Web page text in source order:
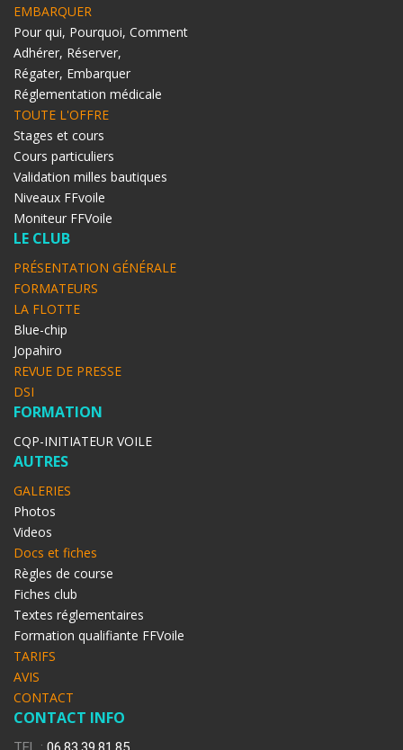
EMBARQUER
Pour qui, Pourquoi, Comment
Adhérer, Réserver,
Régater, Embarquer
Réglementation médicale
TOUTE L'OFFRE
Stages et cours
Cours particuliers
Validation milles bautiques
Niveaux FFvoile
Moniteur FFVoile
LE CLUB
PRÉSENTATION GÉNÉRALE
FORMATEURS
LA FLOTTE
Blue-chip
Jopahiro
REVUE DE PRESSE
DSI
FORMATION
CQP-INITIATEUR VOILE
AUTRES
GALERIES
Photos
Videos
Docs et fiches
Règles de course
Fiches club
Textes réglementaires
Formation qualifiante FFVoile
TARIFS
AVIS
CONTACT
CONTACT INFO